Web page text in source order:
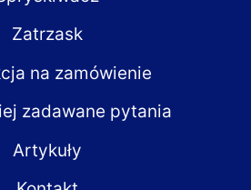
Zatrzask
na zamówienie
zadawane pytania
Artykuły